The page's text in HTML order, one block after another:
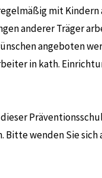
mit Kindern
anderer Träger
angeboten
in kath.
Bitte wenden Sie